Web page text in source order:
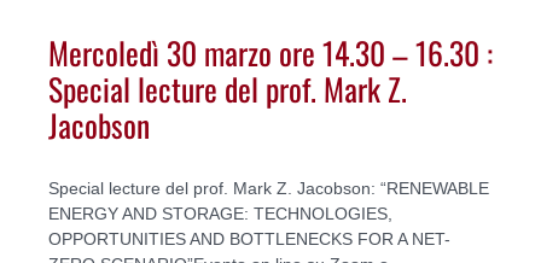
Mercoledì 30 marzo ore 14.30 – 16.30 :
Special lecture del prof. Mark Z.
Jacobson
Special lecture del prof. Mark Z. Jacobson: “RENEWABLE
ENERGY AND STORAGE: TECHNOLOGIES,
OPPORTUNITIES AND BOTTLENECKS FOR A NET-